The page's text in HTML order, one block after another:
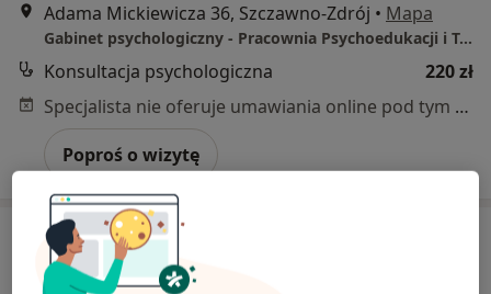
Adama Mickiewicza 36, Szczawno-Zdrój • Mapa
Gabinet psychologiczny - Pracownia Psychoedukacji i Terapii "Pełnia Życia"
Konsultacja psychologiczna
220 zł
Specjalista nie oferuje umawiania online pod tym adresem.
Poproś o wizytę